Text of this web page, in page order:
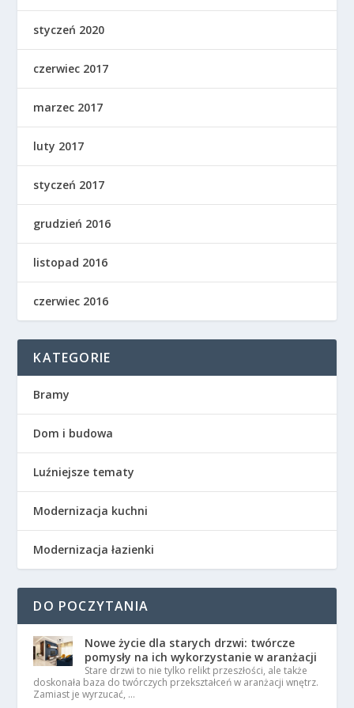
styczeń 2020
czerwiec 2017
marzec 2017
luty 2017
styczeń 2017
grudzień 2016
listopad 2016
czerwiec 2016
KATEGORIE
Bramy
Dom i budowa
Luźniejsze tematy
Modernizacja kuchni
Modernizacja łazienki
DO POCZYTANIA
Nowe życie dla starych drzwi: twórcze
pomysły na ich wykorzystanie w aranżacji
Stare drzwi to nie tylko relikt przeszłości, ale także
doskonała baza do twórczych przekształceń w aranżacji wnętrz.
Zamiast je wyrzucać, …